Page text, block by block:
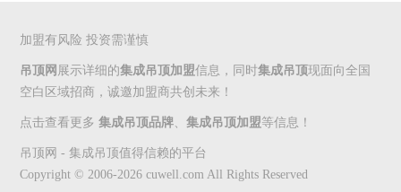
加盟有风险 投资需谨慎
吊顶网 展示详细的集成吊顶加盟信息，同时集成吊顶现面向全国
空白区域招商，诚邀加盟商共创未来！
点击查看更多集成吊顶品牌、集成吊顶加盟等信息！
吊顶网 - 集成吊顶值得信赖的平台
Copyright © 2006-2026 cuwell.com All Rights Reserved